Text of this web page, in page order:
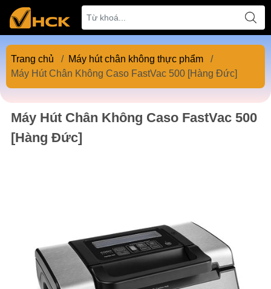
Trang chủ / Máy hút chân không thực phẩm
/
Máy Hút Chân Không Caso FastVac 500 [Hàng Đức]
Máy Hút Chân Không Caso FastVac 500
[Hàng Đức]